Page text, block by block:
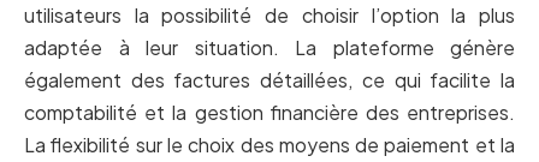
utilisateurs la possibilité de choisir l’option la plus
adaptée à leur situation. La plateforme génère
également des factures détaillées, ce qui facilite la
comptabilité et la gestion financière des entreprises.
La flexibilité sur le choix des moyens de paiement et la